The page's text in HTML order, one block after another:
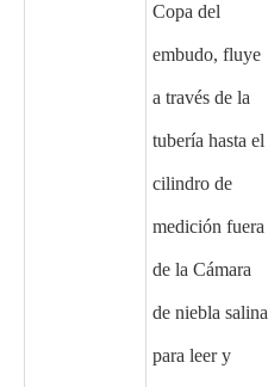
Copa del
embudo, fluye
a través de la
tubería hasta el
cilindro de
medición fuera
de la Cámara
de niebla salina
para leer y